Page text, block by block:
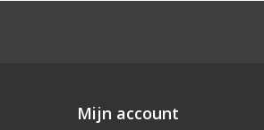
Mijn account